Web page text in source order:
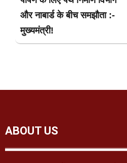
और नाबार्ड के बीच समझौता :-
मुख्यमंत्री!
ABOUT US